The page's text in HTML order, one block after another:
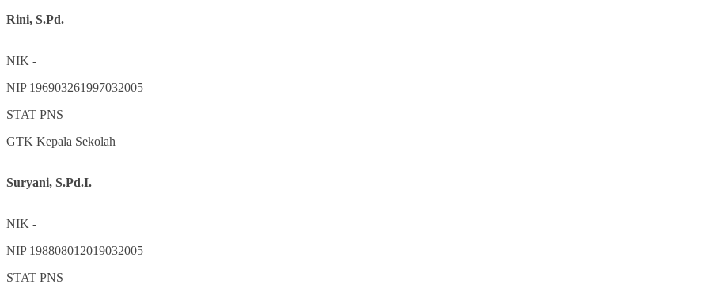
Rini, S.Pd.
NIK -
NIP 196903261997032005
STAT PNS
GTK Kepala Sekolah
Suryani, S.Pd.I.
NIK -
NIP 198808012019032005
STAT PNS